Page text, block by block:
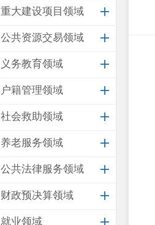
重大建设项目领域
公共资源交易领域
义务教育领域
户籍管理领域
社会救助领域
养老服务领域
公共法律服务领域
财政预决算领域
就业领域